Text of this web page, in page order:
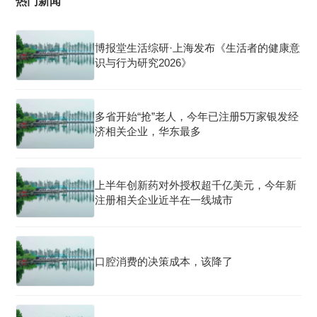
博报堂生活综研·上海发布《生活者的健康意
识与行为研究2026》
多省开始“抢”老人，今年已注册5万家银发经
济相关企业，华东最多
上半年创新药对外授权超千亿美元，今年新
注册相关企业近半在一线城市
口腔消费的决策成本，该降了